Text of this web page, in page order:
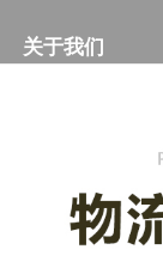
关于我们
关于我们